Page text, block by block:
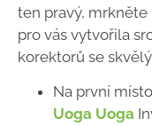
ten pravý,
pro vás vytvořila
korektorů se
Na první
Uoga Uoga